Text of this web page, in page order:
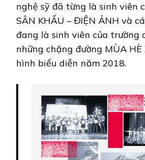
nghệ sỹ đã từng là sinh viên
SÂN KHẤU – ĐIỆN ẢNH và
đang là sinh viên của trường
những chặng đường MÙA
hình biểu diễn năm 2018.